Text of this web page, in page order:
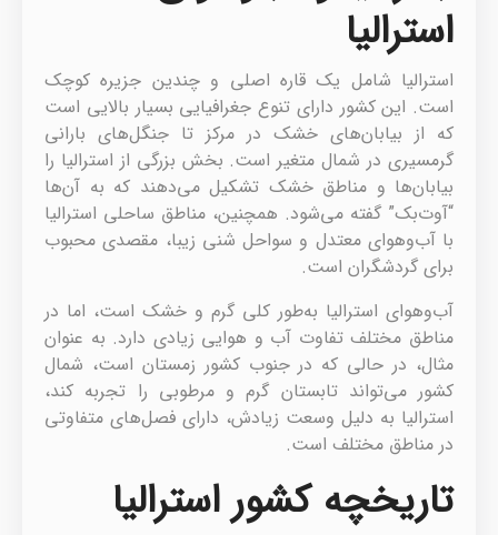
استرالیا
استرالیا شامل یک قاره اصلی و چندین جزیره کوچک
است. این کشور دارای تنوع جغرافیایی بسیار بالایی است
که از بیابان‌های خشک در مرکز تا جنگل‌های بارانی
گرمسیری در شمال متغیر است. بخش بزرگی از استرالیا را
بیابان‌ها و مناطق خشک تشکیل می‌دهند که به آن‌ها
“آوت‌بک” گفته می‌شود. همچنین، مناطق ساحلی استرالیا
با آب‌وهوای معتدل و سواحل شنی زیبا، مقصدی محبوب
برای گردشگران است.
آب‌وهوای استرالیا به‌طور کلی گرم و خشک است، اما در
مناطق مختلف تفاوت آب و هوایی زیادی دارد. به عنوان
مثال، در حالی که در جنوب کشور زمستان است، شمال
کشور می‌تواند تابستان گرم و مرطوبی را تجربه کند،
استرالیا به دلیل وسعت زیادش، دارای فصل‌های متفاوتی
در مناطق مختلف است.
تاریخچه کشور استرالیا